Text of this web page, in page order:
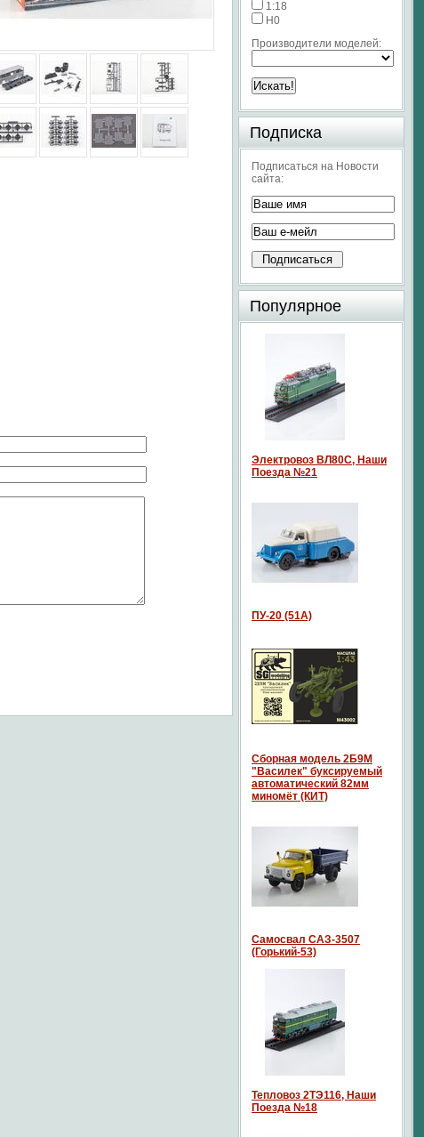
1:18
H0
Производители моделей:
Подписка
Подписаться на Новости
сайта:
Популярное
Электровоз ВЛ80С, Наши
Поезда №21
ПУ-20 (51А)
Сборная модель 2Б9М
"Василек" буксируемый
автоматический 82мм
миномёт (КИТ)
Самосвал САЗ-3507
(Горький-53)
Тепловоз 2ТЭ116, Наши
Поезда №18